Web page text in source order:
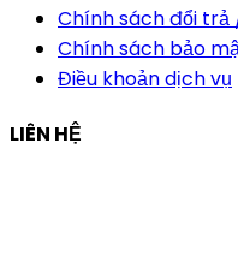
Chính sách đổi trả
Chính sách bảo
Điều khoản dịch vụ
LIÊN HỆ